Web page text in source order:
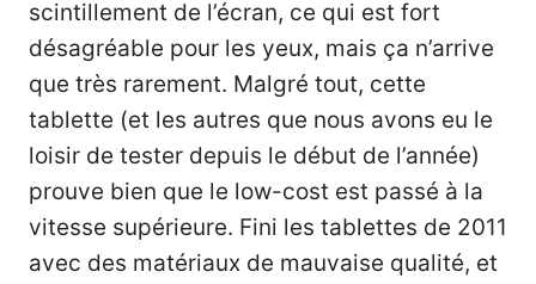
scintillement de l’écran, ce qui est fort
désagréable pour les yeux, mais ça n’arrive
que très rarement. Malgré tout, cette
tablette (et les autres que nous avons eu le
loisir de tester depuis le début de l’année)
prouve bien que le low-cost est passé à la
vitesse supérieure. Fini les tablettes de 2011
avec des matériaux de mauvaise qualité, et